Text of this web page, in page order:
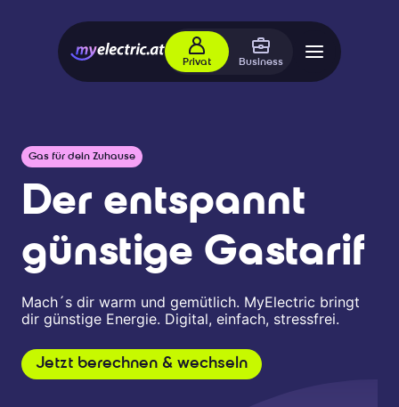
Privat Business
Gas für dein Zuhause
Der entspannt
günstige Gastarif
Mach´s dir warm und gemütlich. MyElectric bringt
dir günstige Energie. Digital, einfach, stressfrei.
Jetzt berechnen & wechseln